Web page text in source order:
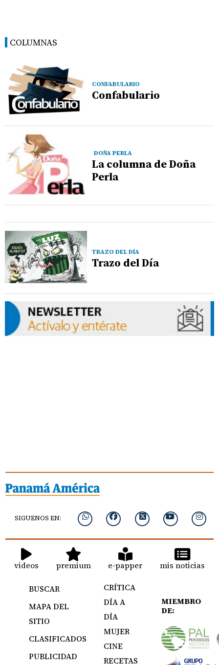
COLUMNAS
CONFABULARIO
Confabulario
DOÑA PERLA
La columna de Doña
Perla
TRAZO DEL DÍA
Trazo del Día
SIGUENOS EN:
videos premium e-papper mis noticias
BUSCAR
MAPA DEL
SITIO
CLASIFICADOS
PUBLICIDAD
CRÍTICA
DÍA A
DÍA
MUJER
CINE
RECETAS
MIEMBRO
DE: